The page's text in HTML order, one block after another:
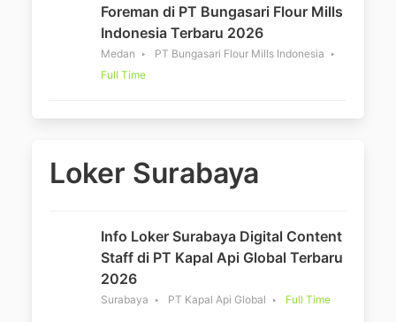
Foreman di PT Bungasari Flour Mills
Indonesia Terbaru 2026
Medan
PT Bungasari Flour Mills Indonesia
Full Time
Loker Surabaya
Info Loker Surabaya Digital Content
Staff di PT Kapal Api Global Terbaru
2026
Surabaya PT Kapal Api Global Full Time